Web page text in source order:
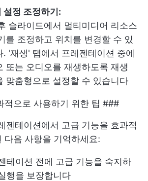
설정 조정하기:
슬라이드에서 멀티미디어 리소스
를 조정하고 위치를 변경할 수 있
. '재생' 탭에서 프레젠테이션 중에
또는 오디오를 재생하도록 재생
맞춤형으로 설정할 수 있습니다
적으로 사용하기 위한 팁 ###
젠테이션에서 고급 기능을 효과적
다음 사항을 기억하세요:
테이션 전에 고급 기능을 숙지하
행을 보장합니다